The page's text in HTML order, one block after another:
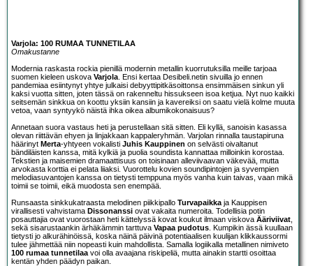
Varjola: 100 RUMAA TUNNETILAA
Omakustanne
Modernia raskasta rockia pienillä modernin metallin kuorrutuksilla meille tarjoaa
suomen kieleen uskova Varjola . Ensi kertaa Desibeli.netin sivuilla jo ennen
pandemiaa esiintynyt yhtye julkaisi debyyttipitkäsoittonsa ensimmäisen sinkun yli
kaksi vuotta sitten, joten tässä on rakenneltu hissukseen isoa ketjua. Nyt nuo kaikki
seitsemän sinkkua on koottu yksiin kansiin ja kavereiksi on saatu vielä kolme muuta
vetoa, vaan syntyykö näistä ihka oikea albumikokonaisuus?
Annetaan suora vastaus heti ja perustellaan sitä sitten. Eli kyllä, sanoisin kasassa
olevan riittävän ehyen ja linjakkaan kappaleryhmän. Varjolan rinnalla taustapiruna
häärinyt Merta-yhtyeen vokalisti Juhis Kauppinen on selvästi oivaltanut
bändiläisten kanssa, mitä kylkiä ja puolia soundista kannattaa milloinkin korostaa.
Tekstien ja maisemien dramaattisuus on toisinaan alleviivaavan väkevää, mutta
arvokasta korttia ei pelata liiaksi. Vuorottelu kovien soundipintojen ja syvempien
melodiasuvantojen kanssa on tietysti temppuna myös vanha kuin taivas, vaan mikä
toimii se toimii, eikä muodosta sen enempää.
Runsaasta sinkkukatraasta melodinen piikkipallo Turvapaikka ja Kauppisen
virallisesti vahvistama Dissonanssi ovat vakaita numeroita. Todellisia potin
posauttajia ovat vuorostaan heti kättelyssä kovat koukut ilmaan viskova Ääriviivat
sekä sisarustaankin ärhäkämmin tarttuva Vapaa pudotus . Kumpikin ässä kuullaan
tietysti jo alkurähinöissä, koska näinä päivinä potentiaalisen kuulijan klikkaussormi
tulee jähmettää niin nopeasti kuin mahdollista. Samalla logiikalla metallinen nimiveto
100 rumaa tunnetilaa voi olla avaajana riskipeliä, mutta ainakin startti osoittaa
kentän yhden päädyn paikan.